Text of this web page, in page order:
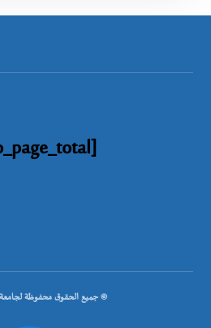
[rano_page_total]
© جميع الحقوق محفوظة لجامعة